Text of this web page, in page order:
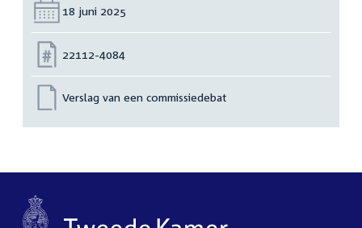
Datum:
18 juni 2025
Nummer:
22112-4084
Verslag van een commissiedebat